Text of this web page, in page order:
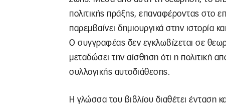
πολιτικής πράξης, επαναφέροντας στο
παρεμβαίνει δημιουργικά στην ιστορία
Ο συγγραφέας δεν εγκλωβίζεται σε
μεταδώσει την αίσθηση ότι η πολιτική
συλλογικής αυτοδιάθεσης.
Η γλώσσα του βιβλίου διαθέτει ένταση